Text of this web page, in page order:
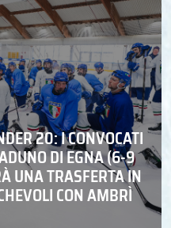
20: I CONVOCATI
DI EGNA (6-9
UNA TRASFERTA IN
CON AMBRÌ